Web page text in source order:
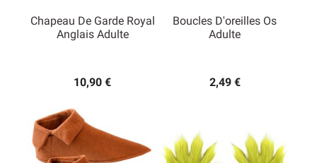
Chapeau De Garde Royal
Anglais Adulte
10,90 €
Boucles D'oreilles Os
Adulte
2,49 €